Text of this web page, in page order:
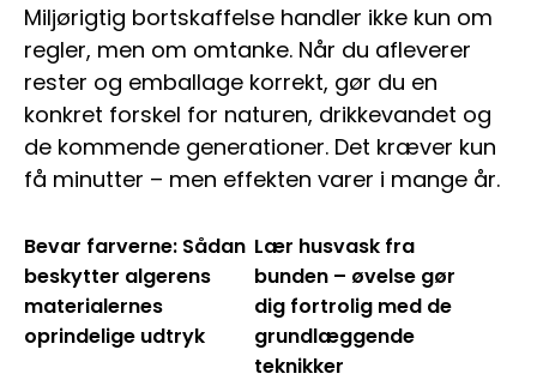
Miljørigtig bortskaffelse handler ikke kun om
regler, men om omtanke. Når du afleverer
rester og emballage korrekt, gør du en
konkret forskel for naturen, drikkevandet og
de kommende generationer. Det kræver kun
få minutter – men effekten varer i mange år.
Bevar farverne: Sådan
beskytter algerens
materialernes
oprindelige udtryk
Lær husvask fra
bunden – øvelse gør
dig fortrolig med de
grundlæggende
teknikker